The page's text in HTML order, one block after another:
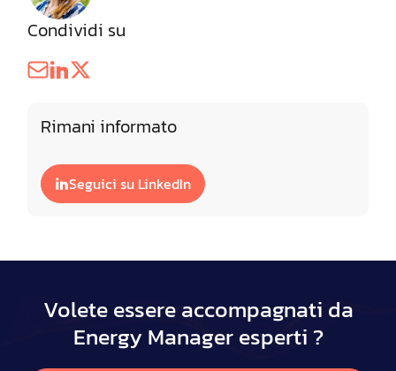
Condividi su
Rimani informato
Seguici su LinkedIn
Volete essere accompagnati da
Energy Manager esperti ?